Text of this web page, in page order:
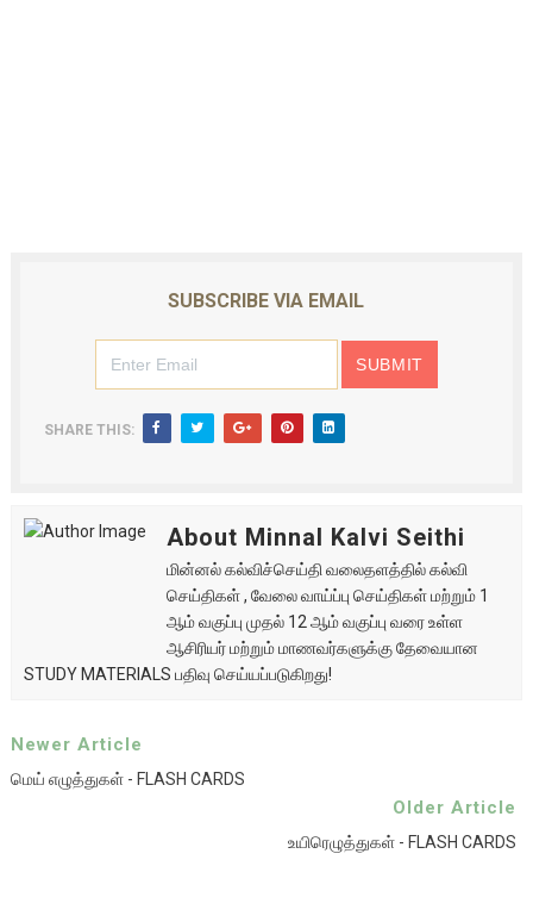
SUBSCRIBE VIA EMAIL
SHARE THIS:
About Minnal Kalvi Seithi
மின்னல் கல்விச்செய்தி வலைதளத்தில் கல்வி
செய்திகள் , வேலை வாய்ப்பு செய்திகள் மற்றும் 1
ஆம் வகுப்பு முதல் 12 ஆம் வகுப்பு வரை உள்ள
ஆசிரியர் மற்றும் மாணவர்களுக்கு தேவையான
STUDY MATERIALS பதிவு செய்யப்படுகிறது!
Newer Article
மெய் எழுத்துகள் - FLASH CARDS
Older Article
உயிரெழுத்துகள் - FLASH CARDS